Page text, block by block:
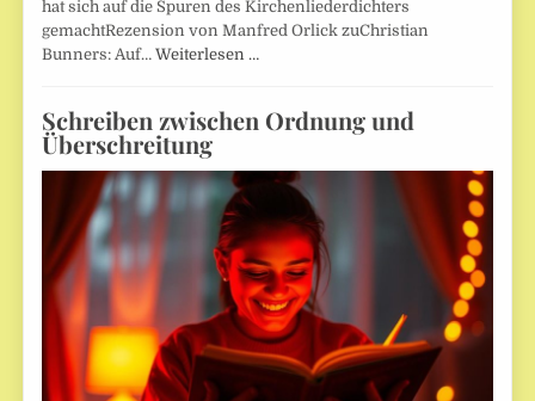
hat sich auf die Spuren des Kirchenliederdichters
gemachtRezension von Manfred Orlick zuChristian
Bunners: Auf…Weiterlesen …
Schreiben zwischen Ordnung und
Überschreitung